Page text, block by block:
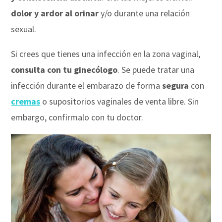
dolor y ardor al orinary/o durante una relación
sexual.
Si crees que tienes una infección en la zona vaginal,
consulta con tu ginecólogo. Se puede tratar una
infección durante el embarazo de formasegura con
cremas o supositorios vaginales de venta libre. Sin
embargo, confirmalo con tu doctor.